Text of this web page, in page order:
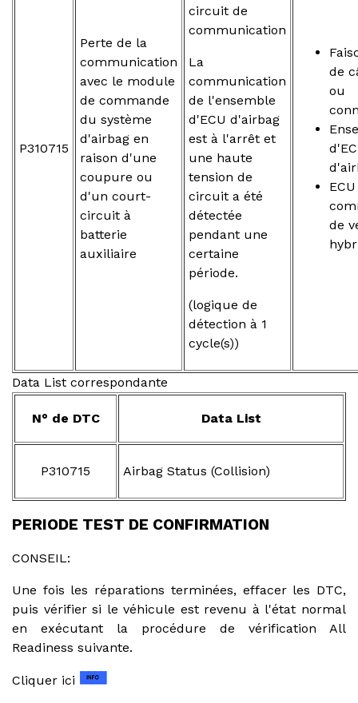
P310715
Perte de la
communication
avec le module
de commande
du système
d'airbag en
raison d'une
coupure ou
d'un court-
circuit à
batterie
auxiliaire
circuit de
communication
La
communication
de l'ensemble
d'ECU d'airbag
est à l'arrêt et
une haute
tension de
circuit a été
détectée
pendant une
certaine
période.
(logique de
détection à 1
cycle(s))
de
ou
de
Data List correspondante
N° de DTC Data List
P310715 Airbag Status (Collision)
PERIODE TEST DE CONFIRMATION
CONSEIL:
Une fois les réparations terminées, effacer les DTC,
puis vérifier si le véhicule est revenu à l'état normal
en exécutant la procédure de vérification All
Readiness suivante.
Cliquer ici